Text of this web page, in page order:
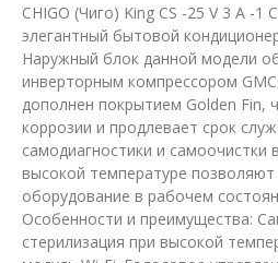
CHIGO (Чиго) King CS -25 V 3 A -1
элегантный бытовой
Наружный блок данной модели
инверторным компрессором
дополнен покрытием Golden Fin,
коррозии и продлевает срок
самодиагностики и самоочистки
высокой температуре
оборудование в рабочем
Особенности и преимущества:
стерилизация при высокой